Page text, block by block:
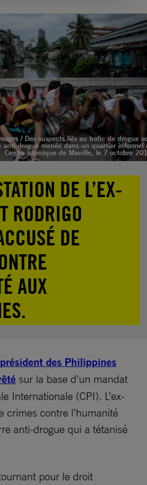
/ Des suspects liés au trafic de drogue
anti-drogue menée dans un quartier informel
Centre islamique de Manille, le 7 octobre
DE L’EX-
RODRIGO
DE
AUX
président des Philippines
sur la base d’un mandat
Internationale (CPI). L’ex-
crimes contre l’humanité
anti-drogue qui a tétanisé
pour le droit